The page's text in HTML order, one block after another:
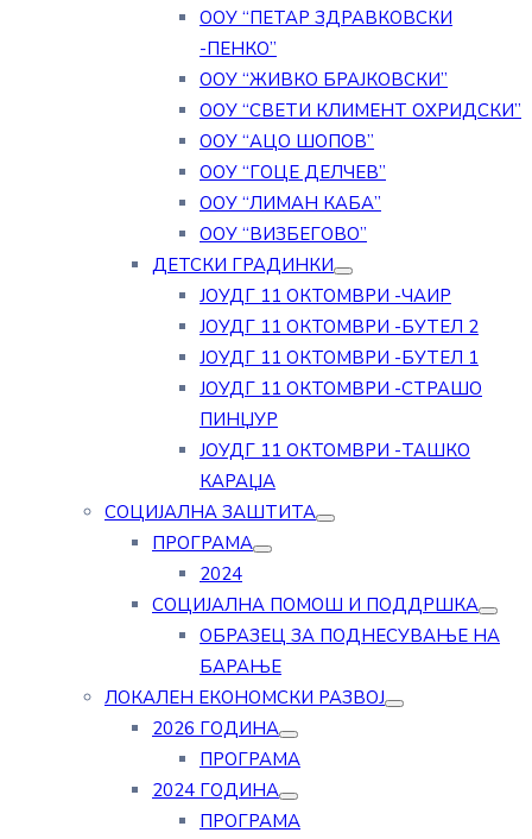
ООУ “ПЕТАР ЗДРАВКОВСКИ
-ПЕНКО”
ООУ “ЖИВКО БРАЈКОВСКИ”
ООУ “СВЕТИ КЛИМЕНТ ОХРИДСКИ”
ООУ “АЦО ШОПОВ”
ООУ “ГОЦЕ ДЕЛЧЕВ”
ООУ “ЛИМАН КАБА”
ООУ “ВИЗБЕГОВО”
ДЕТСКИ ГРАДИНКИ
ЈОУДГ 11 ОКТОМВРИ -ЧАИР
ЈОУДГ 11 ОКТОМВРИ -БУТЕЛ 2
ЈОУДГ 11 ОКТОМВРИ -БУТЕЛ 1
ЈОУДГ 11 ОКТОМВРИ -СТРАШО
ПИНЏУР
ЈОУДГ 11 ОКТОМВРИ -ТАШКО
КАРАЏА
СОЦИЈАЛНА ЗАШТИТА
ПРОГРАМА
2024
СОЦИЈАЛНА ПОМОШ И ПОДДРШКА
ОБРАЗЕЦ ЗА ПОДНЕСУВАЊЕ НА
БАРАЊЕ
ЛОКАЛЕН ЕКОНОМСКИ РАЗВОЈ
2026 ГОДИНА
ПРОГРАМА
2024 ГОДИНА
ПРОГРАМА